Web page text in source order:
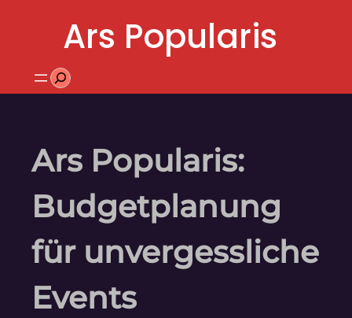
Ars Popularis
Suchen
Ars Popularis:
Budgetplanung
für unvergessliche
Events